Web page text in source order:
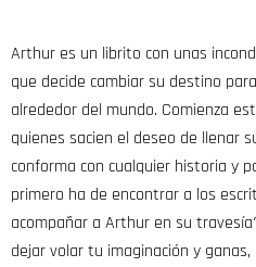
Arthur es un librito con unas
que decide cambiar su destino
alrededor del mundo. Comienza
quienes sacien el deseo de llenar
conforma con cualquier historia y
primero ha de encontrar a los
acompañar a Arthur en su
dejar volar tu imaginación y